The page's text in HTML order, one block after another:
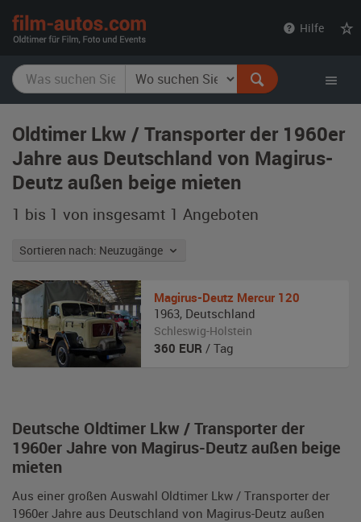
Hilfe
Oldtimer Lkw / Transporter der 1960er
Jahre aus Deutschland von Magirus-
Deutz außen beige mieten
1 bis 1 von insgesamt 1 Angeboten
Sortieren nach: Neuzugänge
Deutsche Oldtimer Lkw / Transporter der
1960er Jahre von Magirus-Deutz außen beige
mieten
Aus einer großen Auswahl Oldtimer Lkw / Transporter der
1960er Jahre aus Deutschland von Magirus-Deutz außen
Magirus-Deutz Mercur 120
1963, Deutschland
Schleswig-Holstein
360 EUR / Tag